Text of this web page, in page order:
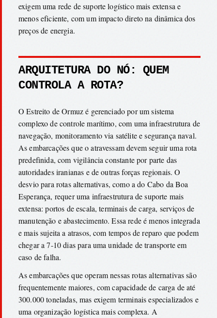
exigem uma rede de suporte logístico mais extensa e
menos eficiente, com um impacto direto na dinâmica dos
preços de energia.
ARQUITETURA DO NÓ: QUEM
CONTROLA A ROTA?
O Estreito de Ormuz é gerenciado por um sistema
complexo de controle marítimo, com uma infraestrutura de
navegação, monitoramento via satélite e segurança naval.
As embarcações que o atravessam devem seguir uma rota
predefinida, com vigilância constante por parte das
autoridades iranianas e de outras forças regionais. O
desvio para rotas alternativas, como a do Cabo da Boa
Esperança, requer uma infraestrutura de suporte mais
extensa: portos de escala, terminais de carga, serviços de
manutenção e abastecimento. Essa rede é menos integrada
e mais sujeita a atrasos, com tempos de reparo que podem
chegar a 7-10 dias para uma unidade de transporte em
caso de falha.
As embarcações que operam nessas rotas alternativas são
frequentemente maiores, com capacidade de carga de até
300.000 toneladas, mas exigem terminais especializados e
uma organização logística mais complexa. A